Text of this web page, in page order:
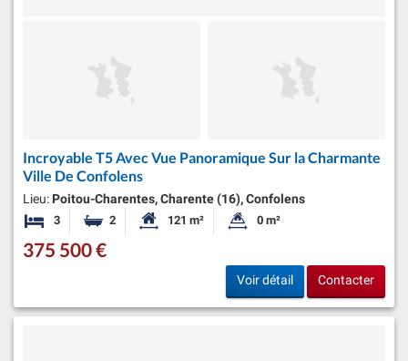
Incroyable T5 Avec Vue Panoramique Sur la Charmante
Ville De Confolens
Lieu: Poitou-Charentes, Charente (16), Confolens
3 Chambres
2 Salles de bainsSurface habitable:
121 m² Superficie du terrain:
0 m²
375 500 €
Voir détail Contacter